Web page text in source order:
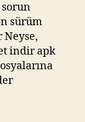
sürüm
indir apk